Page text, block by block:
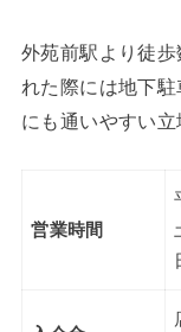
外苑前駅より徒
れた際には地下
にも通いやすい立
営業時間